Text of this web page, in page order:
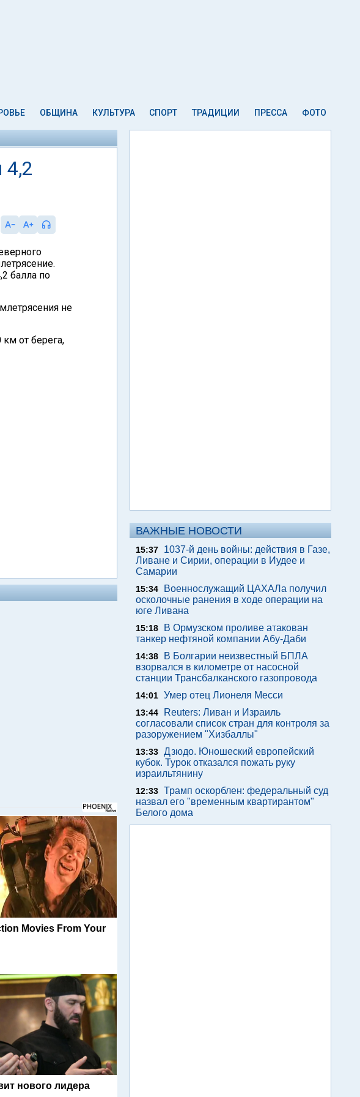
ОБЩИНА КУЛЬТУРА СПОРТ ТРАДИЦИИ ПРЕССА ФОТО
4,2
балла по
не
от берега,
Movies From Your
нового лидера
ВАЖНЫЕ НОВОСТИ
15:37
1037-й день войны: действия в Газе,
Ливане и Сирии, операции в Иудее и
Самарии
15:34
Военнослужащий ЦАХАЛа получил
осколочные ранения в ходе операции на
юге Ливана
15:18
В Ормузском проливе атакован
танкер нефтяной компании Абу-Даби
14:38
В Болгарии неизвестный БПЛА
взорвался в километре от насосной
станции Трансбалканского газопровода
14:01 Умер отец Лионеля Месси
13:44
Reuters: Ливан и Израиль
согласовали список стран для контроля за
разоружением "Хизбаллы"
13:33 Дзюдо. Юношеский европейский
кубок. Турок отказался пожать руку
израильтянину
12:33 Трамп оскорблен: федеральный суд
назвал его "временным квартирантом"
Белого дома